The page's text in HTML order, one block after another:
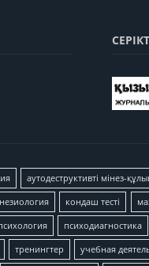
аутодеструктивті мінез-
кондаш тесті
психодиагностика
тренингтер учебная